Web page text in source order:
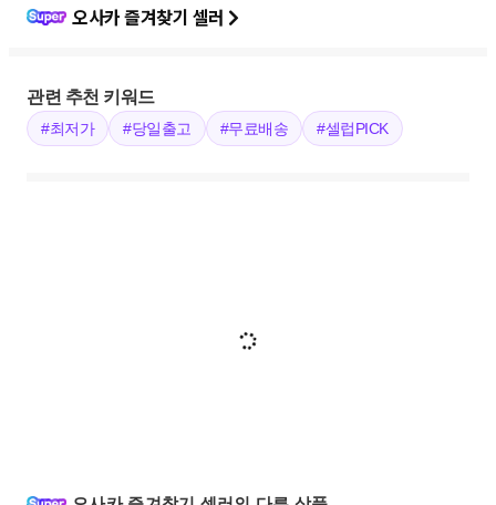
오사카 즐겨찾기 셀러
관련 추천 키워드
#최저가 #당일출고 #무료배송 #셀럽PICK